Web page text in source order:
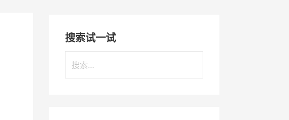
搜索试一试
索